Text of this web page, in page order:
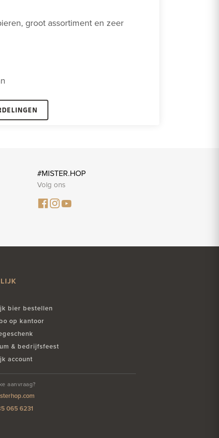
groot assortiment en zeer
#MISTER.HOP
Volg ons
bier bestellen
op kantoor
& bedrijfsfeest
account
aanvraag?
065 6231